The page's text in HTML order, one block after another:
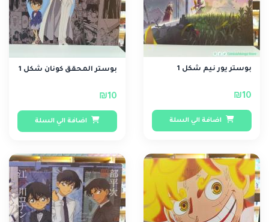
بوستر يور نيم شكل 1
₪10
اضافة الي السلة
بوستر المحقق كونان شكل 1
₪10
اضافة الي السلة